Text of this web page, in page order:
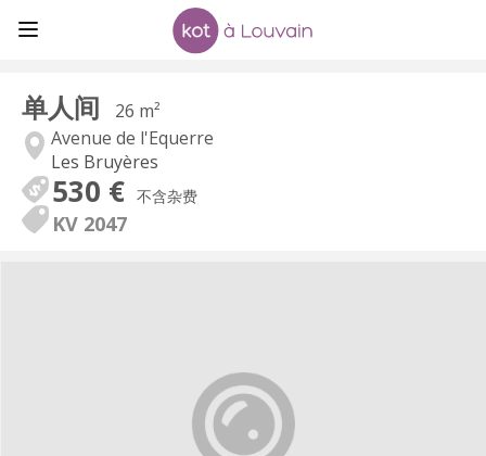
单人间
26 m²
Avenue de l'Equerre
Les Bruyères
530 € 不含杂费
KV 2047